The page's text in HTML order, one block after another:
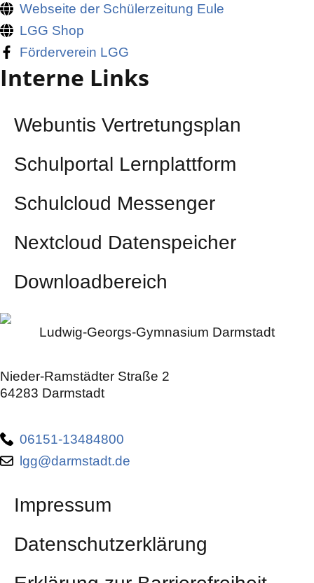
Ludwig-Georgs-Gymnasium Darmstadt
Nieder-Ramstädter Straße 2
64283 Darmstadt
06151-13484800
lgg@darmstadt.de
Impressum
Datenschutzerklärung
Interne Links
Webuntis Vertretungsplan
Schulportal Lernplattform
Schulcloud Messenger
Nextcloud Datenspeicher
Downloadbereich
Webseite der Schülerzeitung Eule
LGG Shop
Förderverein LGG